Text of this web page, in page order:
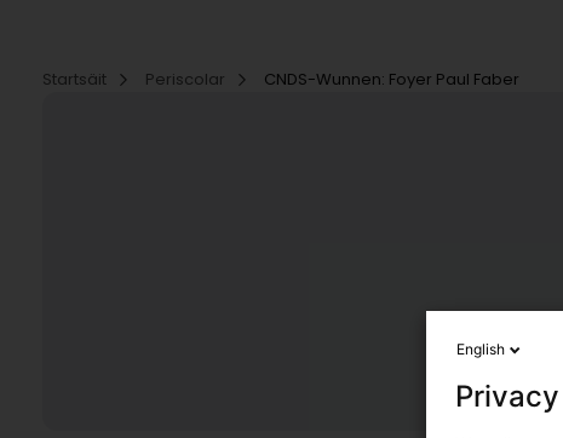
Startsäit
Periscolar CNDS-Wunnen: Foyer Paul Faber
English